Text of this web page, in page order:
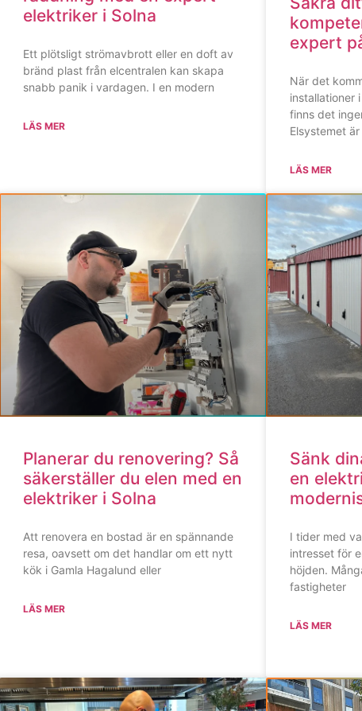
elektriker i Solna
Ett plötsligt strömavbrott eller en doft av
bränd plast från elcentralen kan skapa
snabb panik i vardagen. I en modern
LÄS MER
expert
När det
installationer
finns det
Elsystemet
LÄS MER
Planerar du renovering? Så
säkerställer du elen med en
elektriker i Solna
Att renovera en bostad är en spännande
resa, oavsett om det handlar om ett nytt
kök i Gamla Hagalund eller
LÄS MER
Sänk
en
I tider med
intresset för
höjden.
fastigheter
LÄS MER